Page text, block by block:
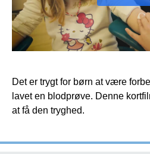
Det er trygt for børn at være
lavet en blodprøve. Denne
at få den tryghed.